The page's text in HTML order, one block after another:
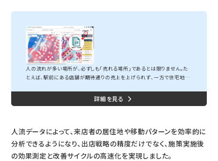
人流データ×自社データで実勢商圏を把握する
人の流れが多い場所が、必ずしも「売れる場所」であるとは限りません。た
とえば、駅前にある店舗が期待通りの売上を上げられず、一方で住宅地に
決して珍しくありません。つまり、「人がいる場所」と「買う人がいる場所」は、
必ずしも一致しないのです。では、「どこに販促をかければ効果があるの
のひとつです。小売業におけ...
人流データによって、来店者の居住地や移動パターンを効率的に
分析できるようになり、出店戦略の精度だけでなく、施策実施後
の効果測定と改善サイクルの高速化を実現しました。